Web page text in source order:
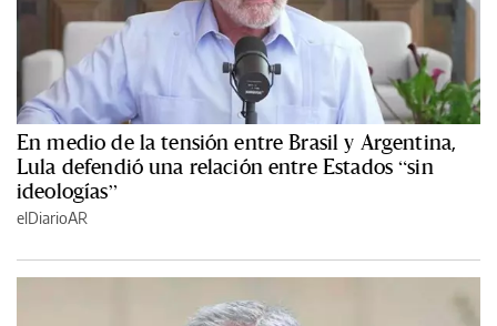
En medio de la tensión entre Brasil y Argentina,
Lula defendió una relación entre Estados “sin
ideologías”
elDiarioAR